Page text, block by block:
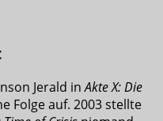
Jerald inAkte X: Die
Folge auf. 2003 stellte